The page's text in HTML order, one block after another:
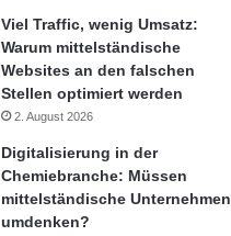
Viel Traffic, wenig Umsatz:
Warum mittelständische
Websites an den falschen
Stellen optimiert werden
2. August 2026
Digitalisierung in der
Chemiebranche: Müssen
mittelständische Unternehmen
umdenken?